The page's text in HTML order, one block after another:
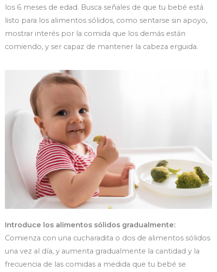
los 6 meses de edad. Busca señales de que tu bebé está
listo para los alimentos sólidos, como sentarse sin apoyo,
mostrar interés por la comida que los demás están
comiendo, y ser capaz de mantener la cabeza erguida.
Introduce los alimentos sólidos gradualmente:
Comienza con una cucharadita o dos de alimentos sólidos
una vez al día, y aumenta gradualmente la cantidad y la
frecuencia de las comidas a medida que tu bebé se